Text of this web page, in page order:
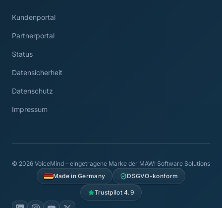
Kundenportal
Partnerportal
Status
Datensicherheit
Datenschutz
Impressum
© 2026 VoiceMind – eingetragene Marke der MAWI Software Solutions
Made in Germany
DSGVO-konform
Trustpilot 4.9